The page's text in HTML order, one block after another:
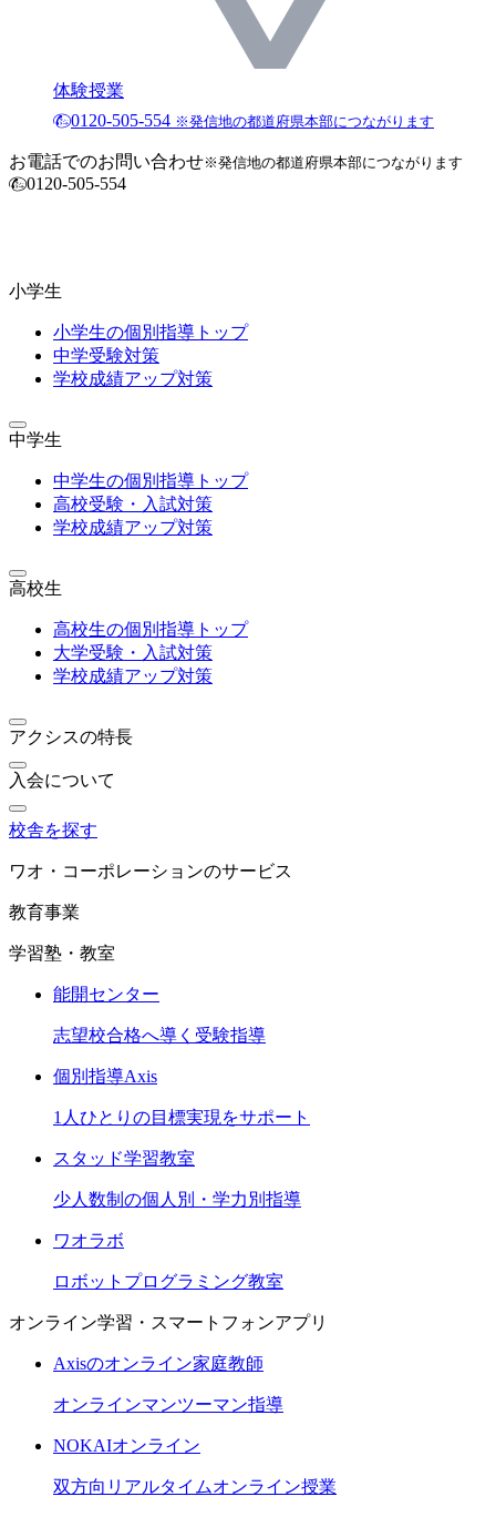
体験授業
0120-505-554 ※発信地の都道府県本部につながります
お電話でのお問い合わせ※発信地の都道府県本部につながります
0120-505-554
小学生
小学生の個別指導トップ
中学受験対策
学校成績アップ対策
中学生
中学生の個別指導トップ
高校受験・入試対策
学校成績アップ対策
高校生
高校生の個別指導トップ
大学受験・入試対策
学校成績アップ対策
アクシスの特長
入会について
校舎を探す
ワオ・コーポレーションのサービス
教育事業
学習塾・教室
能開センター
志望校合格へ導く受験指導
個別指導Axis
1人ひとりの目標実現をサポート
スタッド学習教室
少人数制の個人別・学力別指導
ワオラボ
ロボットプログラミング教室
オンライン学習・スマートフォンアプリ
Axisのオンライン家庭教師
オンラインマンツーマン指導
NOKAIオンライン
双方向リアルタイムオンライン授業